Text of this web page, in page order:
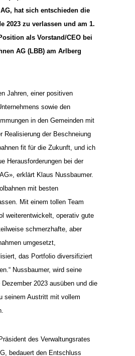
hat sich entschieden die
2023 zu verlassen und am 1.
als Vorstand/CEO bei
AG (LBB) am Arlberg
Jahren, einer positiven
sowie den
in den Gemeinden mit
Realisierung der Beschneiung
fit für die Zukunft, und ich
Herausforderungen bei der
erklärt Klaus Nussbaumer.
mit besten
Mit einem tollen Team
weiterentwickelt, operativ gute
schmerzhafte, aber
umgesetzt,
das Portfolio diversifiziert
Nussbaumer, wird seine
2023 ausüben und die
seinem Austritt mit vollem
des Verwaltungsrates
bedauert den Entschluss